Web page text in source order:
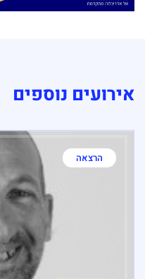
אירועים נוספים
הרצאה